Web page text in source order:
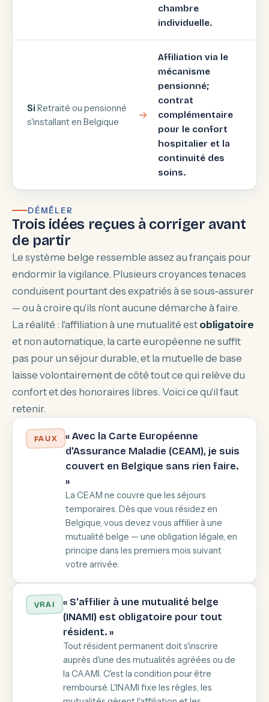
chambre
individuelle.
Si Retraité ou pensionné
s'installant en Belgique
Affiliation via le
mécanisme
pensionné;
contrat
complémentaire
pour le confort
hospitalier et la
continuité des
soins.
DÉMÊLER
Trois idées reçues à corriger avant
de partir
Le système belge ressemble assez au français pour
endormir la vigilance. Plusieurs croyances tenaces
conduisent pourtant des expatriés à se sous-assurer
— ou à croire qu'ils n'ont aucune démarche à faire.
La réalité : l'affiliation à une mutualité est obligatoire
et non automatique, la carte européenne ne suffit
pas pour un séjour durable, et la mutuelle de base
laisse volontairement de côté tout ce qui relève du
confort et des honoraires libres. Voici ce qu'il faut
retenir.
FAUX
« Avec la Carte Européenne
d'Assurance Maladie (CEAM), je suis
couvert en Belgique sans rien faire.
»
La CEAM ne couvre que les séjours
temporaires. Dès que vous résidez en
Belgique, vous devez vous affilier à une
mutualité belge — une obligation légale, en
principe dans les premiers mois suivant
votre arrivée.
VRAI
« S'affilier à une mutualité belge
(INAMI) est obligatoire pour tout
résident. »
Tout résident permanent doit s'inscrire
auprès d'une des mutualités agréées ou de
la CAAMI. C'est la condition pour être
remboursé. L'INAMI fixe les règles, les